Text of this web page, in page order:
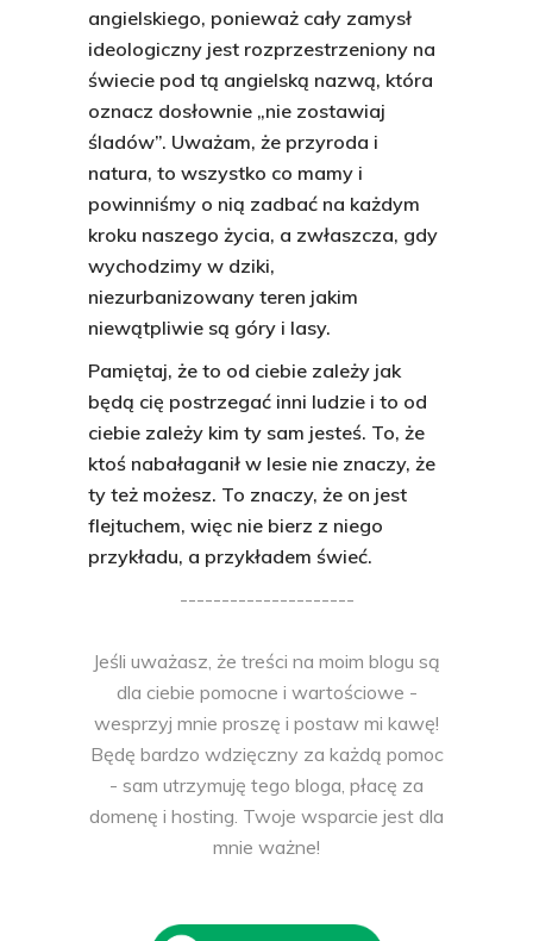
angielskiego, ponieważ cały zamysł
ideologiczny jest rozprzestrzeniony na
świecie pod tą angielską nazwą, która
oznacz dosłownie „nie zostawiaj
śladów”. Uważam, że przyroda i
natura, to wszystko co mamy i
powinniśmy o nią zadbać na każdym
kroku naszego życia, a zwłaszcza, gdy
wychodzimy w dziki,
niezurbanizowany teren jakim
niewątpliwie są góry i lasy.
Pamiętaj, że to od ciebie zależy jak
będą cię postrzegać inni ludzie i to od
ciebie zależy kim ty sam jesteś. To, że
ktoś nabałaganił w lesie nie znaczy, że
ty też możesz. To znaczy, że on jest
flejtuchem, więc nie bierz z niego
przykładu, a przykładem świeć.
---------------------
Jeśli uważasz, że treści na moim blogu są
dla ciebie pomocne i wartościowe -
wesprzyj mnie proszę i postaw mi kawę!
Będę bardzo wdzięczny za każdą pomoc
- sam utrzymuję tego bloga, płacę za
domenę i hosting. Twoje wsparcie jest dla
mnie ważne!